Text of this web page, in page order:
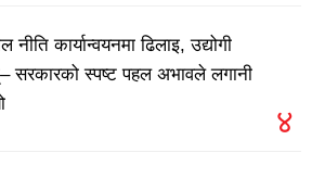
नीति कार्यान्वयनमा ढिलाइ, उद्योगी
सरकारको स्पष्ट पहल अभावले लगानी
४